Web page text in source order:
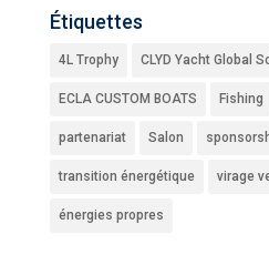
Étiquettes
4L Trophy CLYD Yacht Global
ECLA CUSTOM BOATS Fishing
partenariat Salon
transition énergétique virage
énergies propres